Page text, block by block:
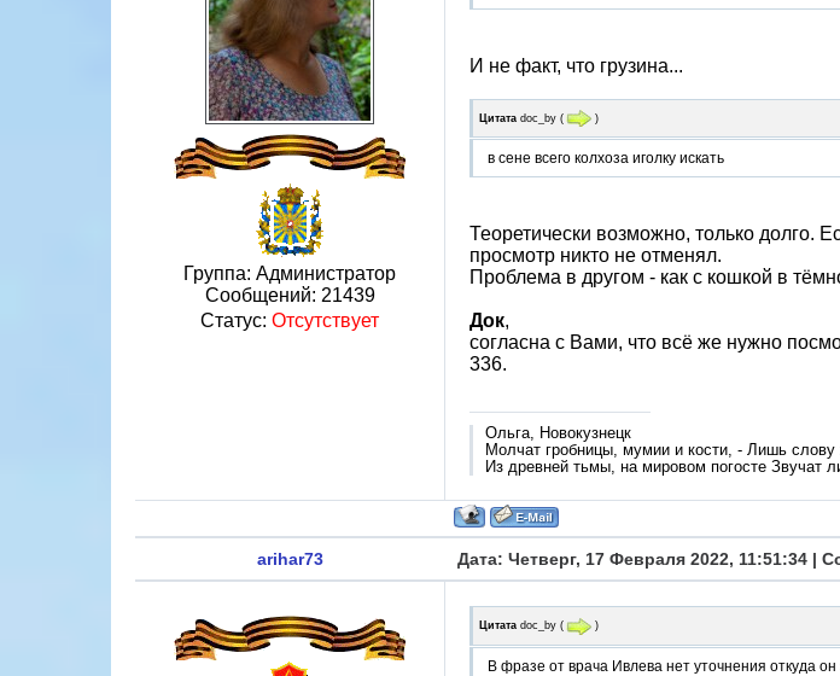
Группа: Администратор
Сообщений: 21439
Статус: Отсутствует
И не факт, что грузина...
Цитата doc_by ( )
в сене всего колхоза иголку искать
Теоретически возможно, только долго.
просмотр никто не отменял.
Проблема в другом - как с кошкой в
Док,
согласна с Вами, что всё же нужно
336.
Ольга, Новокузнецк
Молчат гробницы, мумии и кости, - Лишь слову
Из древней тьмы, на мировом погосте Звучат
arihar73 Дата: Четверг, 17 Февраля 2022, 11:51:34 |
Цитата doc_by ( )
В фразе от врача Ивлева нет уточнения откуда он